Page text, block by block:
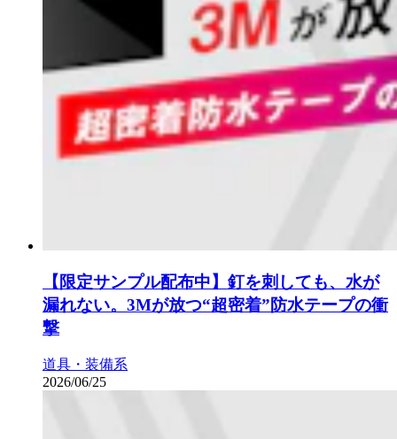
【限定サンプル配布中】釘を刺しても、水が
漏れない。3Mが放つ“超密着”防水テープの衝
撃
道具・装備系
2026/06/25